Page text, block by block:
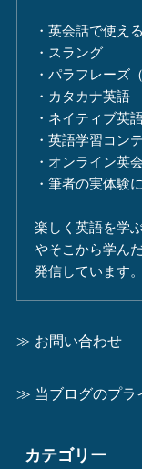
・英会話で使え
・スラング
・パラフレーズ
・カタカナ英語
・ネイティブ英
・英語学習コン
・オンライン英
・筆者の実体験
楽しく英語を学
やそこから学ん
発信しています。
≫ お問い合わせ
≫ 当ブログのプラ
カテゴリー